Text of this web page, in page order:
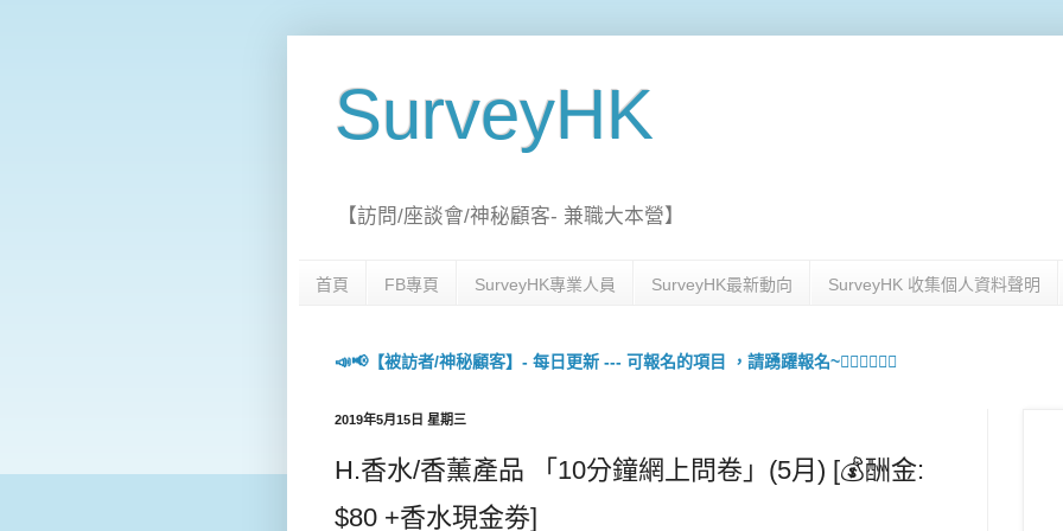
SurveyHK
【訪問/座談會/神秘顧客- 兼職大本營】
首頁 FB專頁 SurveyHK專業人員 SurveyHK最新動向 SurveyHK 收集個人資料聲明
📣📢【被訪者/神秘顧客】- 每日更新 --- 可報名的項目 ，請踴躍報名~🙋🏻‍♀️💇🏻‍♀️
2019年5月15日 星期三
H.香水/香薰產品 「10分鐘網上問卷」(5月) [💰酬金:
$80 +香水現金劵]